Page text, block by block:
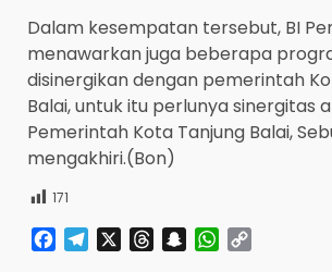
Dalam kesempatan tersebut, BI
menawarkan juga beberapa
disinergikan dengan pemerintah
Balai, untuk itu perlunya sinergitas
Pemerintah Kota Tanjung Balai,
mengakhiri.(Bon)
171
Facebook
TelegramThreadsSnapchatWhatsApp